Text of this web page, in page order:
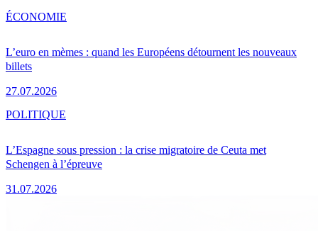
L’euro en mèmes : quand les Européens détournent les nouveaux
billets
27.07.2026
ÉCONOMIE
L’Espagne sous pression : la crise migratoire de Ceuta met
Schengen à l’épreuve
31.07.2026
POLITIQUE